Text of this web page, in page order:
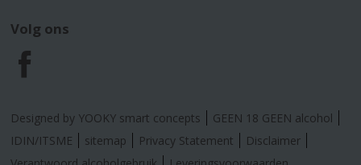
Volg ons
F
a
c
Designed by YOOKY smart concepts
GEEN 18 GEEN alcohol
IDIN/ITSME
sitemap Privacy Statement
Disclaimer